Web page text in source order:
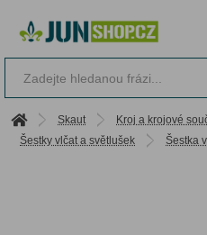
Skaut Kroj a krojové
Šestky vlčat a světlušek
Šestka